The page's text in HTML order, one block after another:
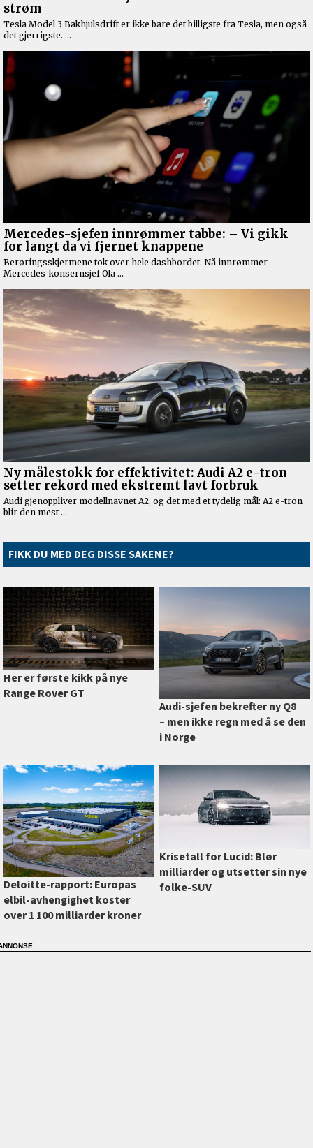
FIKK DU MED DEG DISSE SAKENE?
Her er første kikk på nye
Range Rover GT
Audi-sjefen bekrefter ny Q8
–⁠ men ikke regn med å se den
i Norge
Deloitte-rapport: Europas
elbil-avhengighet koster
over 1 100 milliarder kroner
Krisetall for Lucid: Blør
milliarder og utsetter sin nye
folke-SUV